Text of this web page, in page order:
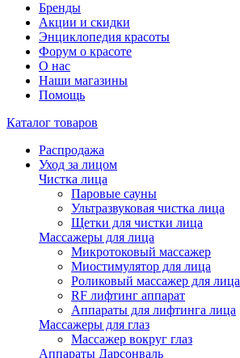
Бренды
Акции и скидки
Энциклопедия красоты
Форум о красоте
О нас
Наши магазины
Помощь
Каталог товаров
Распродажа
Уход за лицом
Чистка лица
Паровые сауны
Ультразвуковая чистка лица
Щетки для чистки лица
Массажеры для лица
Микротоковый массажер
Миостимулятор для лица
Роликовый массажер для лица
RF лифтинг аппарат
Аппараты для лифтинга лица
Массажеры для глаз
Массажер вокруг глаз
Аппараты Дарсонваль